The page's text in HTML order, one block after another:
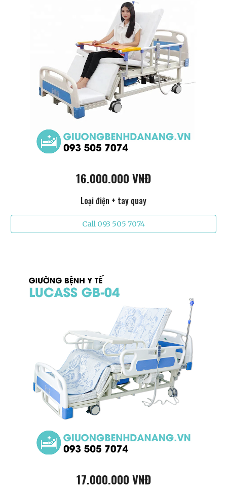
16.000.000 VNĐ
Loại điện + tay quay
Call 093 505 7074
17.000.000 VNĐ